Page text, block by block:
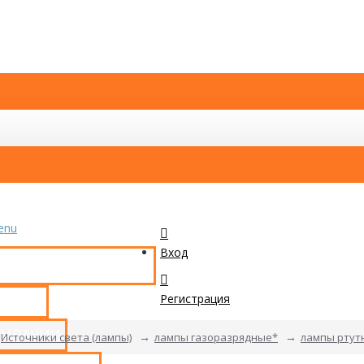
Вход
Регистрация
Источники света (лампы) лампы газоразрядные* лампы